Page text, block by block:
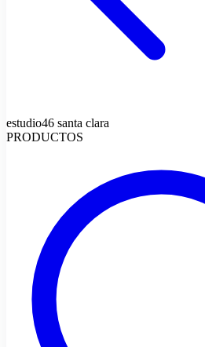
estudio46 santa clara
PRODUCTOS